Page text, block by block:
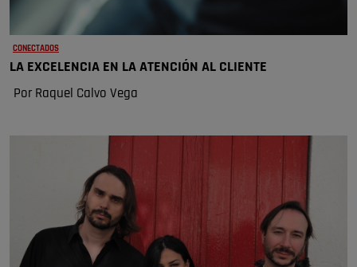
CONECTADOS
LA EXCELENCIA EN LA ATENCIÓN AL CLIENTE
Por Raquel Calvo Vega